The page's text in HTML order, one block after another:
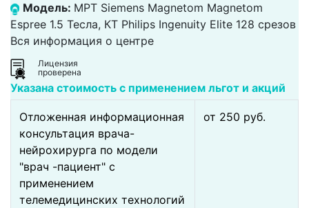
Модель: МРТ Siemens Magnetom Magnetom
Espree 1.5 Тесла, КТ Philips Ingenuity Elite 128 срезов
Вся информация о центре
Лицензия
проверена
Указана стоимость с применением льгот и акций
Отложенная информационная
консультация врача-
нейрохирурга по модели
"врач -пациент" с
применением
телемедицинских технологий
от 250 pуб.